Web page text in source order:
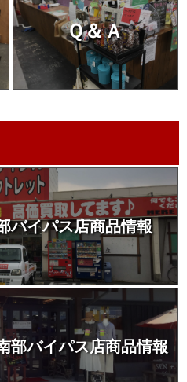
Ｑ＆Ａ
バイパス店商品情報
部バイパス店商品情報